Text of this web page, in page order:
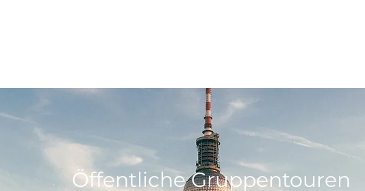
Öffentliche Gruppentouren